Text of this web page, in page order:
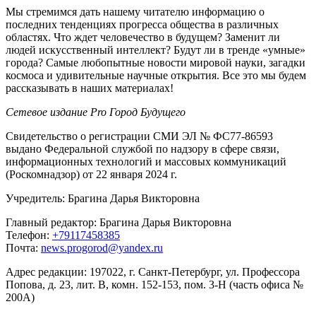
Мы стремимся дать нашему читателю информацию о
последних тенденциях прогресса общества в различных
областях. Что ждет человечество в будущем? Заменит ли
людей искусственный интеллект? Будут ли в тренде «умные»
города? Самые любопытные новости мировой науки, загадки
космоса и удивительные научные открытия. Все это мы будем
рассказывать в наших материалах!
Сетевое издание Pro Город Будущего
Свидетельство о регистрации СМИ ЭЛ № ФС77-86593
выдано Федеральной службой по надзору в сфере связи,
информационных технологий и массовых коммуникаций
(Роскомнадзор) от 22 января 2024 г.
Учредитель: Брагина Дарья Викторовна
Главный редактор: Брагина Дарья Викторовна
Телефон: +79117458385
Почта: news.progorod@yandex.ru
Адрес редакции: 197022, г. Санкт-Петербург, ул. Профессора
Попова, д. 23, лит. В, комн. 152-153, пом. 3-Н (часть офиса №
200А)